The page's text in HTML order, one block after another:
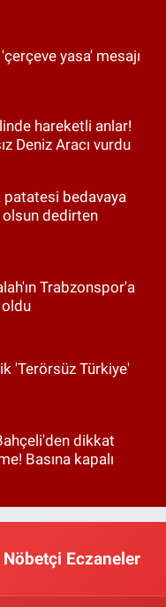
yasa' mesajı
hareketli anlar!
Deniz Aracı vurdu
patatesi bedavaya
olsun dedirten
Trabzonspor'a
'Terörsüz Türkiye'
dikkat
Basına kapalı
Eczaneler